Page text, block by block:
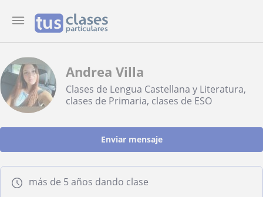
Andrea Villa
Clases de Lengua Castellana y Literatura,
clases de Primaria, clases de ESO
Enviar mensaje
más de 5 años dando clase